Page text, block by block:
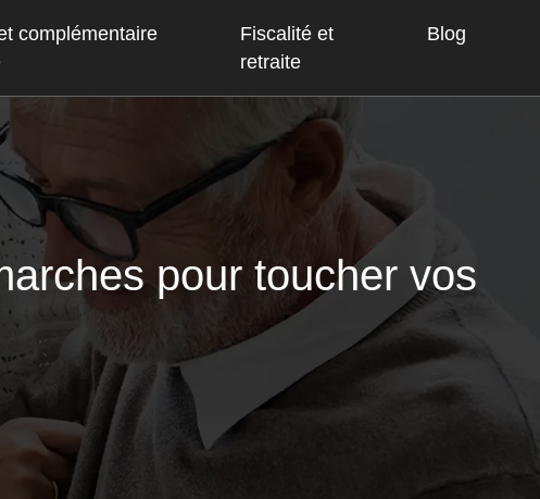
complémentaire
Fiscalité et
retraite
Blog
pour toucher vos